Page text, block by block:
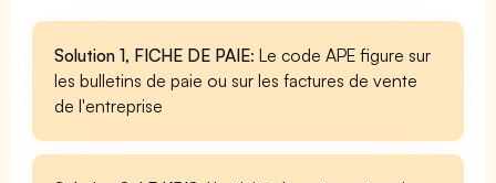
Solution 1, FICHE DE PAIE: Le code APE figure sur
les bulletins de paie ou sur les factures de vente
de l'entreprise